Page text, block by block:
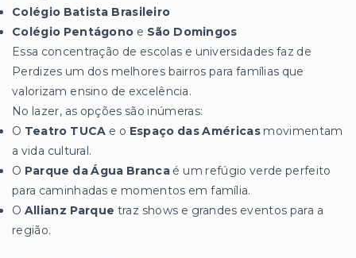
Colégio Batista Brasileiro
Colégio Pentágono e São Domingos
Essa concentração de escolas e universidades faz de
Perdizes um dos melhores bairros para famílias que
valorizam ensino de excelência.
No lazer, as opções são inúmeras:
O Teatro TUCA e o Espaço das Américasmovimentam
a vida cultural.
O Parque da Água Brancaé um refúgio verde perfeito
para caminhadas e momentos em família.
O Allianz Parque traz shows e grandes eventos para a
região.